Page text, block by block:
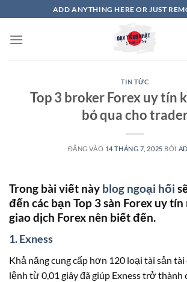
qua
nội
ADD ANYTHING HERE OR JUST
TIN TỨC
Top 3 broker Forex uy tín
bỏ qua cho
ĐĂNG VÀO 14 THÁNG 7, 2025 BỞI
Trong bài viết này blog ngoại hối
đến các bạn Top 3 sàn Forex uy
giao dịch Forex nên biết đến.
1. Exness
Khả năng cung cấp hơn 120 loại tài sản
lệnh từ 0,01 giây đã giúp Exness trở thành